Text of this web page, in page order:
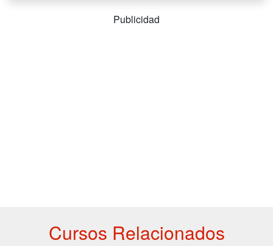
Publicidad
Cursos Relacionados